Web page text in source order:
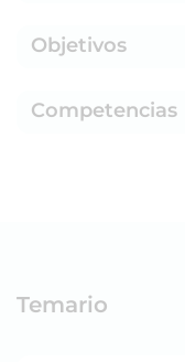
Objetivos
Competencias
Temario